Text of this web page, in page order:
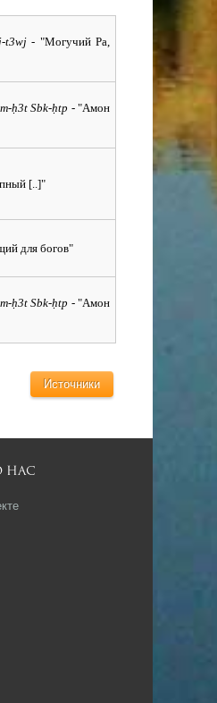
t3wj - "Могучий Ра,
ḥ3t Sbk-ḥtp -"Амон
[..]"
для богов"
ḥ3t Sbk-ḥtp -"Амон
Источники
нас